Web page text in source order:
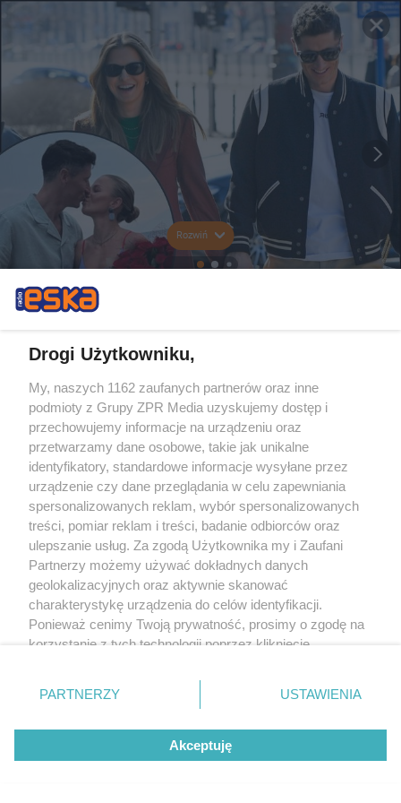
Rozwiń
Drogi Użytkowniku,
My, naszych 1162 zaufanych partnerów oraz inne
podmioty z Grupy ZPR Media uzyskujemy dostęp i
przechowujemy informacje na urządzeniu oraz
przetwarzamy dane osobowe, takie jak unikalne
identyfikatory, standardowe informacje wysyłane przez
urządzenie czy dane przeglądania w celu zapewniania
spersonalizowanych reklam, wybór spersonalizowanych
treści, pomiar reklam i treści, badanie odbiorców oraz
ulepszanie usług. Za zgodą Użytkownika my i Zaufani
Partnerzy możemy używać dokładnych danych
geolokalizacyjnych oraz aktywnie skanować
charakterystykę urządzenia do celów identyfikacji.
Ponieważ cenimy Twoją prywatność, prosimy o zgodę na
korzystanie z tych technologii poprzez kliknięcie
zmienić/wycofać klikając przycisk ustawień prywatności
znajdujący się w lewym dolnym rogu strony
rodzaje przetwarzania danych nie wymagają zgody
użytkownika, ale masz prawo sprzeciwić się takiemu
przetwarzaniu. Preferencje będą miały zastosowanie tylko
PARTNERZY USTAWIENIA
Akceptuję